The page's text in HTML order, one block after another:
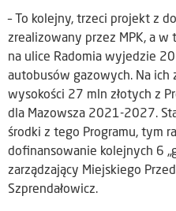
– To kolejny, trzeci projekt z
zrealizowany przez MPK, a w
na ulice Radomia wyjedzie
autobusów gazowych. Na ich
wysokości 27 mln złotych z
dla Mazowsza 2021-2027.
środki z tego Programu, tym
dofinansowanie kolejnych 6
zarządzający Miejskiego
Szprendałowicz.